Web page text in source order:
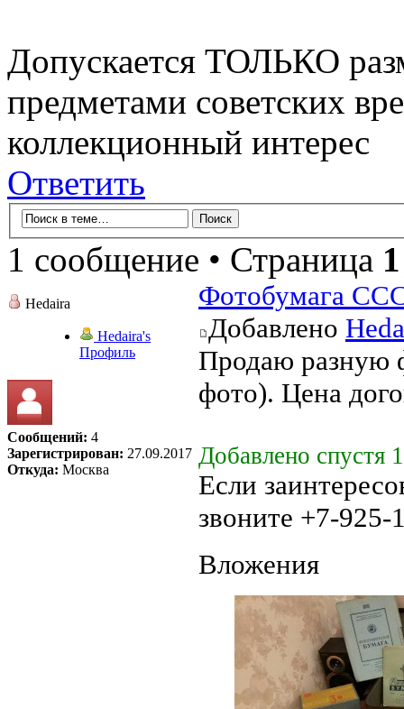
Допускается ТОЛЬКО
предметами советских
коллекционный интерес
Ответить
1 сообщение • Страница 1
Hedaira
Hedaira's
Профиль
Сообщений: 4
Зарегистрирован: 27.09.2017
Откуда: Москва
Фотобумага
Добавлено
Продаю разную
фото). Цена
Добавлено спустя
Если
звоните +7-925-
Вложения